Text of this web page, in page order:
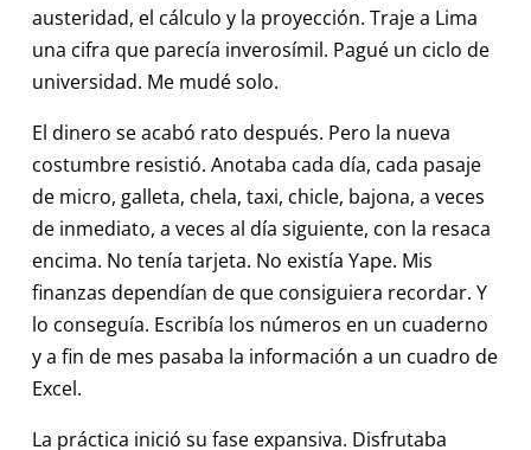
austeridad, el cálculo y la proyección. Traje a Lima
una cifra que parecía inverosímil. Pagué un ciclo de
universidad. Me mudé solo.
El dinero se acabó rato después. Pero la nueva
costumbre resistió. Anotaba cada día, cada pasaje
de micro, galleta, chela, taxi, chicle, bajona, a veces
de inmediato, a veces al día siguiente, con la resaca
encima. No tenía tarjeta. No existía Yape. Mis
finanzas dependían de que consiguiera recordar. Y
lo conseguía. Escribía los números en un cuaderno
y a fin de mes pasaba la información a un cuadro de
Excel.
La práctica inició su fase expansiva. Disfrutaba